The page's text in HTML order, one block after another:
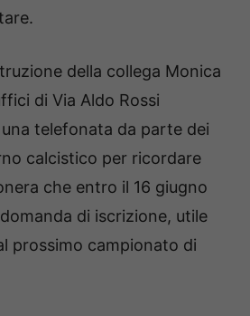
della collega Monica
di Via Aldo Rossi
telefonata da parte dei
calcistico per ricordare
che entro il 16 giugno
di iscrizione, utile
prossimo campionato di